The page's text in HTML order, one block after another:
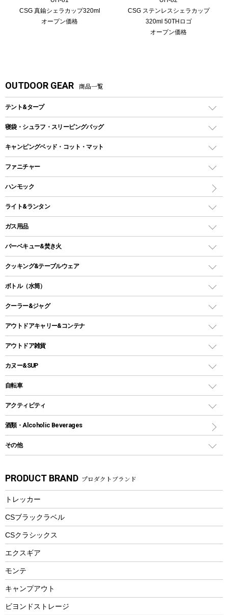
CSG 真鍮シェラカップ320ml
オープン価格
CSG ステンレスシェラカップ
320ml 50THロゴ
オープン価格
OUTDOOR GEAR 商品一覧
テント&タープ
テント
ツールームテント
ワンポールテント
シェルターテント
ロッジ型・オリジナルテント
タープ
スクエアタープ（レクタタープ）
メッシュタープ
自立式タープ
パラソル
テントアクセサリー
ペグ
グランドシート
ガイドロープ
ツール
寝袋・シュラフ・スリーピングバッグ
レクタングラー型（封筒型）シュラフ
インナーシュラフ
キャンピングベッド・コット・マット
キャンピングベッド・コット
インフレータブルマット
ファニチャー
アウトドアテーブル
レジャーシート
ハンモック
ライト&ランタン
LEDランタン
ガスランタン
オイルランタン
LEDライト
ヘッドライト
キャンドル
ガス用品
ガスバーナー
ガス缶
ガストーチ、ライター
バーベキュー&焚き火
バーベキューコンロ、グリル
焚き火台タイプ（ロースタイル）グリル
卓上タイプグリル
パーティータイプグリル
鉄板、アミ
焚き火台&ストーブ
火起こし
バーベキューツール
クッキング&テーブルウェア
ダッチオーブン
ホットサンドメーカー
クッカーセット
シェラカップ
クッキングツール
ナイフ
カトラリー
マグカップ、カップ
ステンレスボトル
フードボトル
トレー
ランチョンマット
ランチボックス
ボトル（水筒）
ステンレスボトル
コップ付きタイプ
ワンタッチタイプ
プラスチックボトル
ディズニーボトル
クーラー&ジャグ
クーラーボックス
クーラーバッグ
ウォータージャグ
保冷剤
アウトドアキャリー&コンテナ
アウトドアキャリー
アウトドア雑貨
バックパック&バッグ
リュック、バックパック
トートバッグ、サコッシュ
ショッピングキャリー
その他アウトドア雑貨
スプレー関係
ツール、他
カヌー&SUP
インフレータブル
カヤック
パドル
ヘルメット
エアーポンプ
アクセサリー
自転車
折りたたみ自転車
スポーツサイクル
シティサイクル
自転車ウェア
アクティビティ
マリン
ラッシュガード
パラソル
フローティングベスト
ヘルメット
エアーポンプ
ビーチテント
ウィンター
スノーシュー
防寒ウェア
酒類・Alcoholic Beverages
その他
湯たんぽ
防災用品
PRODUCT BRAND プロダクトブランド
トレッカー
CSブラックラベル
CSクラシックス
エクスギア
モンテ
キャンプアウト
ビヨンドストレージ